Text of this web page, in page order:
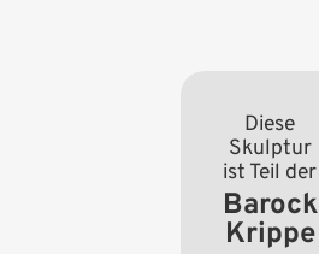
Diese
Skulptur
ist Teil der
Barock
Krippe